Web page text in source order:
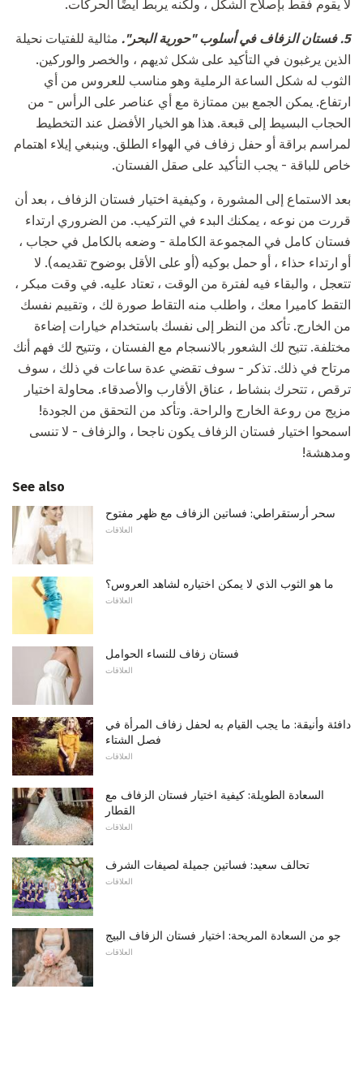
لا يقوم فقط بإصلاح الشكل ، ولكنه يربط أيضًا الحركات.
5. فستان الزفاف في أسلوب "حورية البحر". مثالية للفتيات نحيلة
الذين يرغبون في التأكيد على شكل ثديهم ، والخصر والوركين.
الثوب له شكل الساعة الرملية وهو مناسب للعروس من أي
ارتفاع. يمكن الجمع بين ممتازة مع أي عناصر على الرأس - من
الحجاب البسيط إلى قبعة. هذا هو الخيار الأفضل عند التخطيط
لمراسم براقة أو حفل زفاف في الهواء الطلق. وينبغي إيلاء اهتمام
خاص للباقة - يجب التأكيد على صقل الفستان.
بعد الاستماع إلى المشورة ، وكيفية اختيار فستان الزفاف ، بعد أن
قررت من نوعه ، يمكنك البدء في التركيب. من الضروري ارتداء
فستان كامل في المجموعة الكاملة - وضعه بالكامل في حجاب ،
أو ارتداء حذاء ، أو حمل بوكيه (أو على الأقل بوضوح تقديمه). لا
تتعجل ، والبقاء فيه لفترة من الوقت ، تعتاد عليه. في وقت مبكر ،
التقط كاميرا معك ، واطلب منه التقاط صورة لك ، وتقييم نفسك
من الخارج. تأكد من النظر إلى نفسك باستخدام خيارات إضاءة
مختلفة. تتيح لك الشعور بالانسجام مع الفستان ، وتتيح لك فهم أنك
مرتاح في ذلك. تذكر - سوف تقضي عدة ساعات في ذلك ، سوف
ترقص ، تتحرك بنشاط ، عناق الأقارب والأصدقاء. محاولة اختيار
مزيج من روعة الخارج والراحة. وتأكد من التحقق من الجودة!
اسمحوا اختيار فستان الزفاف يكون ناجحا ، والزفاف - لا تنسى
ومدهشة!
See also
سحر أرستقراطي: فساتين الزفاف مع ظهر مفتوح
العلاقات
ما هو الثوب الذي لا يمكن اختياره لشاهد العروس؟
العلاقات
فستان زفاف للنساء الحوامل
العلاقات
دافئة وأنيقة: ما يجب القيام به لحفل زفاف المرأة في
فصل الشتاء
العلاقات
السعادة الطويلة: كيفية اختيار فستان الزفاف مع
القطار
العلاقات
تحالف سعيد: فساتين جميلة لصيفات الشرف
العلاقات
جو من السعادة المريحة: اختيار فستان الزفاف البيج
العلاقات